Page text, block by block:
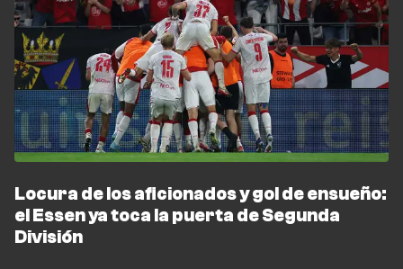
Locura de los aficionados y gol de ensueño:
el Essen ya toca la puerta de Segunda
División